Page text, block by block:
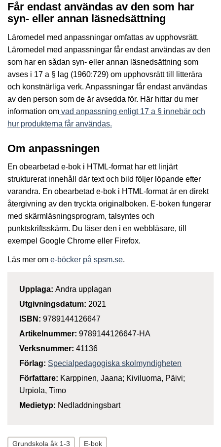
Får endast användas av den som har
syn- eller annan läsnedsättning
Läromedel med anpassningar omfattas av upphovsrätt.
Läromedel med anpassningar får endast användas av den
som har en sådan syn- eller annan läsnedsättning som
avses i 17 a § lag (1960:729) om upphovsrätt till litterära
och konstnärliga verk. Anpassningar får endast användas
av den person som de är avsedda för. Här hittar du mer
information om vad anpassning enligt 17 a § innebär och
hur produkterna får användas.
Om anpassningen
En obearbetad e-bok i HTML-format har ett linjärt
strukturerat innehåll där text och bild följer löpande efter
varandra. En obearbetad e-bok i HTML-format är en direkt
återgivning av den tryckta originalboken. E-boken fungerar
med skärmläsningsprogram, talsyntes och
punktskriftsskärm. Du läser den i en webbläsare, till
exempel Google Chrome eller Firefox.
Läs mer om e-böcker på spsm.se.
Upplaga: Andra upplagan
Utgivningsdatum: 2021
ISBN: 9789144126647
Artikelnummer: 9789144126647-HA
Verksnummer: 41136
Förlag: Specialpedagogiska skolmyndigheten
Författare: Karppinen, Jaana; Kiviluoma, Päivi;
Urpiola, Timo
Medietyp: Nedladdningsbart
Grundskola åk 1-3 E-bok